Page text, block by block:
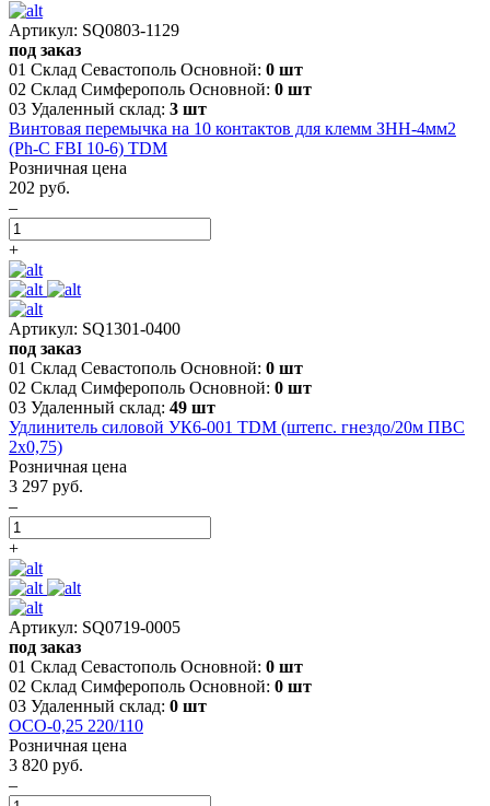
Артикул: SQ0803-1129
под заказ
01 Склад Севастополь Основной: 0 шт
02 Склад Симферополь Основной: 0 шт
03 Удаленный склад: 3 шт
Винтовая перемычка на 10 контактов для клемм ЗНН-4мм2
(Ph-C FBI 10-6) TDM
Розничная цена
202 руб.
–
+
Артикул: SQ1301-0400
под заказ
01 Склад Севастополь Основной: 0 шт
02 Склад Симферополь Основной: 0 шт
03 Удаленный склад: 49 шт
Удлинитель силовой УК6-001 TDM (штепс. гнездо/20м ПВС
2х0,75)
Розничная цена
3 297 руб.
–
+
Артикул: SQ0719-0005
под заказ
01 Склад Севастополь Основной: 0 шт
02 Склад Симферополь Основной: 0 шт
03 Удаленный склад: 0 шт
ОСО-0,25 220/110
Розничная цена
3 820 руб.
–